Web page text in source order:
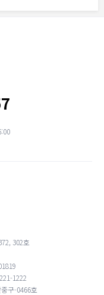
302호
1222
구-0466호